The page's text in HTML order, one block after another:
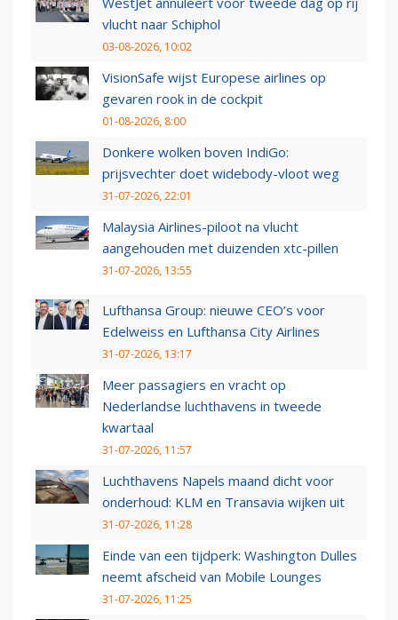
vlucht naar Schiphol
03-08-2026, 10:02
VisionSafe wijst Europese airlines op
gevaren rook in de cockpit
01-08-2026, 8:00
Donkere wolken boven IndiGo:
prijsvechter doet widebody-vloot weg
31-07-2026, 22:01
Malaysia Airlines-piloot na vlucht
aangehouden met duizenden xtc-pillen
31-07-2026, 13:55
Lufthansa Group: nieuwe CEO’s voor
Edelweiss en Lufthansa City Airlines
31-07-2026, 13:17
Meer passagiers en vracht op
Nederlandse luchthavens in tweede
kwartaal
31-07-2026, 11:57
Luchthavens Napels maand dicht voor
onderhoud: KLM en Transavia wijken uit
31-07-2026, 11:28
Einde van een tijdperk: Washington Dulles
neemt afscheid van Mobile Lounges
31-07-2026, 11:25